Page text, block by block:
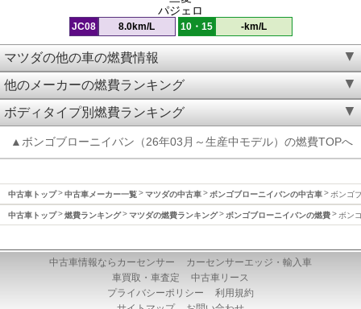
パジェロ
JC08 8.0km/L 10・15 -km/L
マツダの他の車の燃費情報
他のメーカーの燃費ランキング
ボディタイプ別燃費ランキング
▲ボンゴブローニイバン（26年03月～生産中モデル）の燃費TOPへ
中古車トップ 中古車メーカー一覧 マツダの中古車 ボンゴブローニイバンの中古車 ボンゴ
中古車トップ 燃費ランキング マツダの燃費ランキング ボンゴブローニイバンの燃費 ボン
中古車情報ならカーセンサー
カーセンサーエッジ・輸入車
車買取・車査定
中古車リース
プライバシーポリシー
利用規約